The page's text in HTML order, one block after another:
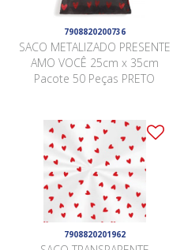
7908820200736
SACO METALIZADO PRESENTE
AMO VOCÊ 25cm x 35cm
Pacote 50 Peças PRETO
7908820201962